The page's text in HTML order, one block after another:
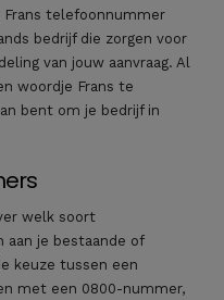
Frans telefoonnummer
bedrijf die zorgen voor
van jouw aanvraag. Al
woordje Frans te
bent om je bedrijf in
welk soort
je bestaande of
keuze tussen een
met een 0800-nummer,